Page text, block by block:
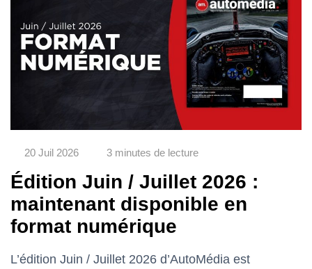
20 Juil 2026 3 minutes de lecture
Édition Juin / Juillet 2026 :
maintenant disponible en
format numérique
L’édition Juin / Juillet 2026 d’AutoMédia est